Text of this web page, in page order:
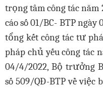
trọng tâm công tác
cáo số 01/BC- BTP
tổng kết công tác tư
pháp chủ yếu công tác
04/4/2022, Bộ trưởng
số 509/QĐ-BTP về việc